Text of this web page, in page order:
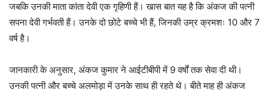
जबकि उनकी माता कांता देवी एक गृहिणी हैं। खास बात यह है कि अंकज की पत्नी
सपना देवी गर्भवती हैं। उनके दो छोटे बच्चे भी हैं, जिनकी उम्र क्रमशः 10 और 7
वर्ष है।
जानकारी के अनुसार, अंकज कुमार ने आईटीबीपी में 9 वर्षों तक सेवा दी थी।
उनकी पत्नी और बच्चे अलमोड़ा में उनके साथ ही रहते थे। बीते माह ही अंकज